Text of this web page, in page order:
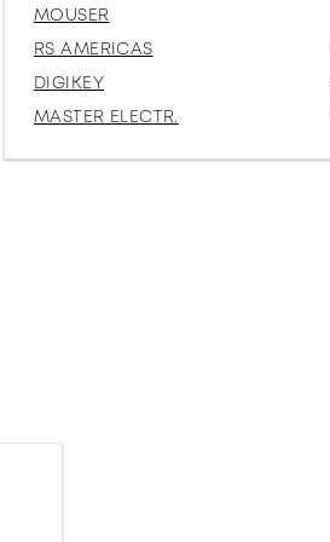
MOUSER
RS AMERICAS
DIGIKEY
MASTER ELECTR.